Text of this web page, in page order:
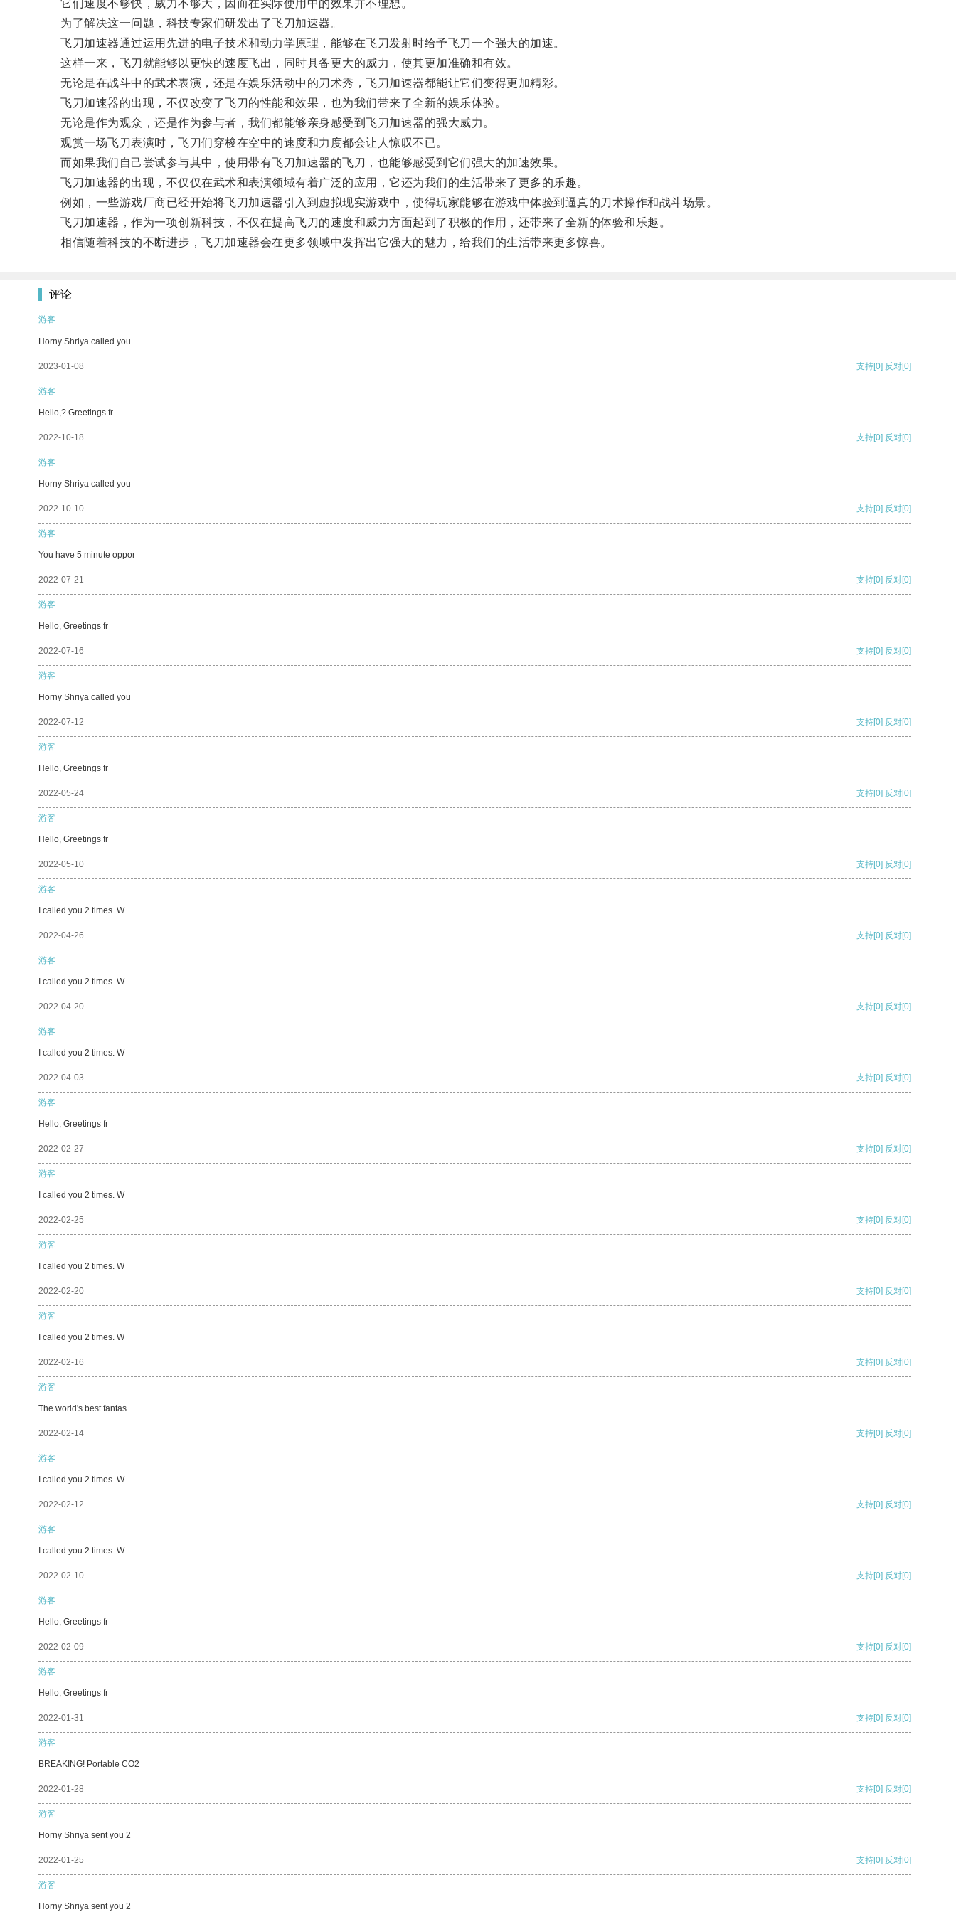
它们速度不够快，威力不够大，因而在实际使用中的效果并不理想。
为了解决这一问题，科技专家们研发出了飞刀加速器。
飞刀加速器通过运用先进的电子技术和动力学原理，能够在飞刀发射时给予飞刀一个强大的加速。
这样一来，飞刀就能够以更快的速度飞出，同时具备更大的威力，使其更加准确和有效。
无论是在战斗中的武术表演，还是在娱乐活动中的刀术秀，飞刀加速器都能让它们变得更加精彩。
飞刀加速器的出现，不仅改变了飞刀的性能和效果，也为我们带来了全新的娱乐体验。
无论是作为观众，还是作为参与者，我们都能够亲身感受到飞刀加速器的强大威力。
观赏一场飞刀表演时，飞刀们穿梭在空中的速度和力度都会让人惊叹不已。
而如果我们自己尝试参与其中，使用带有飞刀加速器的飞刀，也能够感受到它们强大的加速效果。
飞刀加速器的出现，不仅仅在武术和表演领域有着广泛的应用，它还为我们的生活带来了更多的乐趣。
例如，一些游戏厂商已经开始将飞刀加速器引入到虚拟现实游戏中，使得玩家能够在游戏中体验到逼真的刀术操作和战斗场景。
飞刀加速器，作为一项创新科技，不仅在提高飞刀的速度和威力方面起到了积极的作用，还带来了全新的体验和乐趣。
相信随着科技的不断进步，飞刀加速器会在更多领域中发挥出它强大的魅力，给我们的生活带来更多惊喜。
评论
游客
Horny Shriya called you
2023-01-08 支持[0] 反对[0]
游客
Hello,? Greetings fr
2022-10-18 支持[0] 反对[0]
游客
Horny Shriya called you
2022-10-10 支持[0] 反对[0]
游客
You have 5 minute oppor
2022-07-21 支持[0] 反对[0]
游客
Hello, Greetings fr
2022-07-16 支持[0] 反对[0]
游客
Horny Shriya called you
2022-07-12 支持[0] 反对[0]
游客
Hello, Greetings fr
2022-05-24 支持[0] 反对[0]
游客
Hello, Greetings fr
2022-05-10 支持[0] 反对[0]
游客
I called you 2 times. W
2022-04-26 支持[0] 反对[0]
游客
I called you 2 times. W
2022-04-20 支持[0] 反对[0]
游客
I called you 2 times. W
2022-04-03 支持[0] 反对[0]
游客
Hello, Greetings fr
2022-02-27 支持[0] 反对[0]
游客
I called you 2 times. W
2022-02-25 支持[0] 反对[0]
游客
I called you 2 times. W
2022-02-20 支持[0] 反对[0]
游客
I called you 2 times. W
2022-02-16 支持[0] 反对[0]
游客
The world's best fantas
2022-02-14 支持[0] 反对[0]
游客
I called you 2 times. W
2022-02-12 支持[0] 反对[0]
游客
I called you 2 times. W
2022-02-10 支持[0] 反对[0]
游客
Hello, Greetings fr
2022-02-09 支持[0] 反对[0]
游客
Hello, Greetings fr
2022-01-31 支持[0] 反对[0]
游客
BREAKING! Portable CO2
2022-01-28 支持[0] 反对[0]
游客
Horny Shriya sent you 2
2022-01-25 支持[0] 反对[0]
游客
Horny Shriya sent you 2